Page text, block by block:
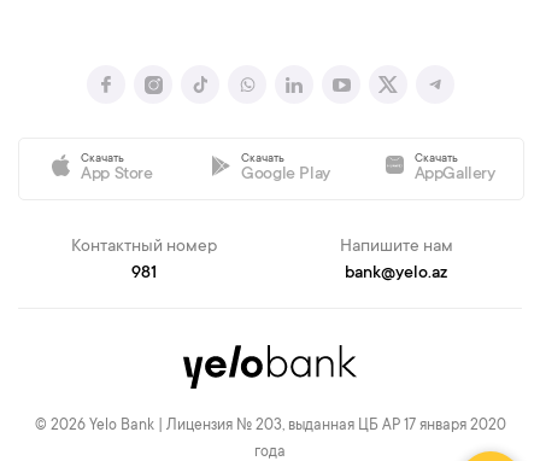
Скачать
App Store
Скачать
Google Play
Скачать
AppGallery
Контактный номер
981
Напишите нам
bank@yelo.az
© 2026 Yelo Bank | Лицензия № 203, выданная ЦБ АР 17 января 2020
года